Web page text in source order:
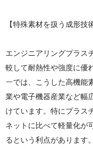
【特殊素材を扱う成形技
エンジニアリングプラス
較して耐熱性や強度に優
ーでは、こうした高機能
業や電子機器産業など幅
けています。特にプラス
ネットに比べて軽量化が
るという利点があります